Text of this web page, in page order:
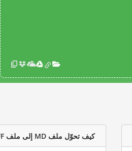
كيف تحوّل ملف MD إلى ملف TIFF؟